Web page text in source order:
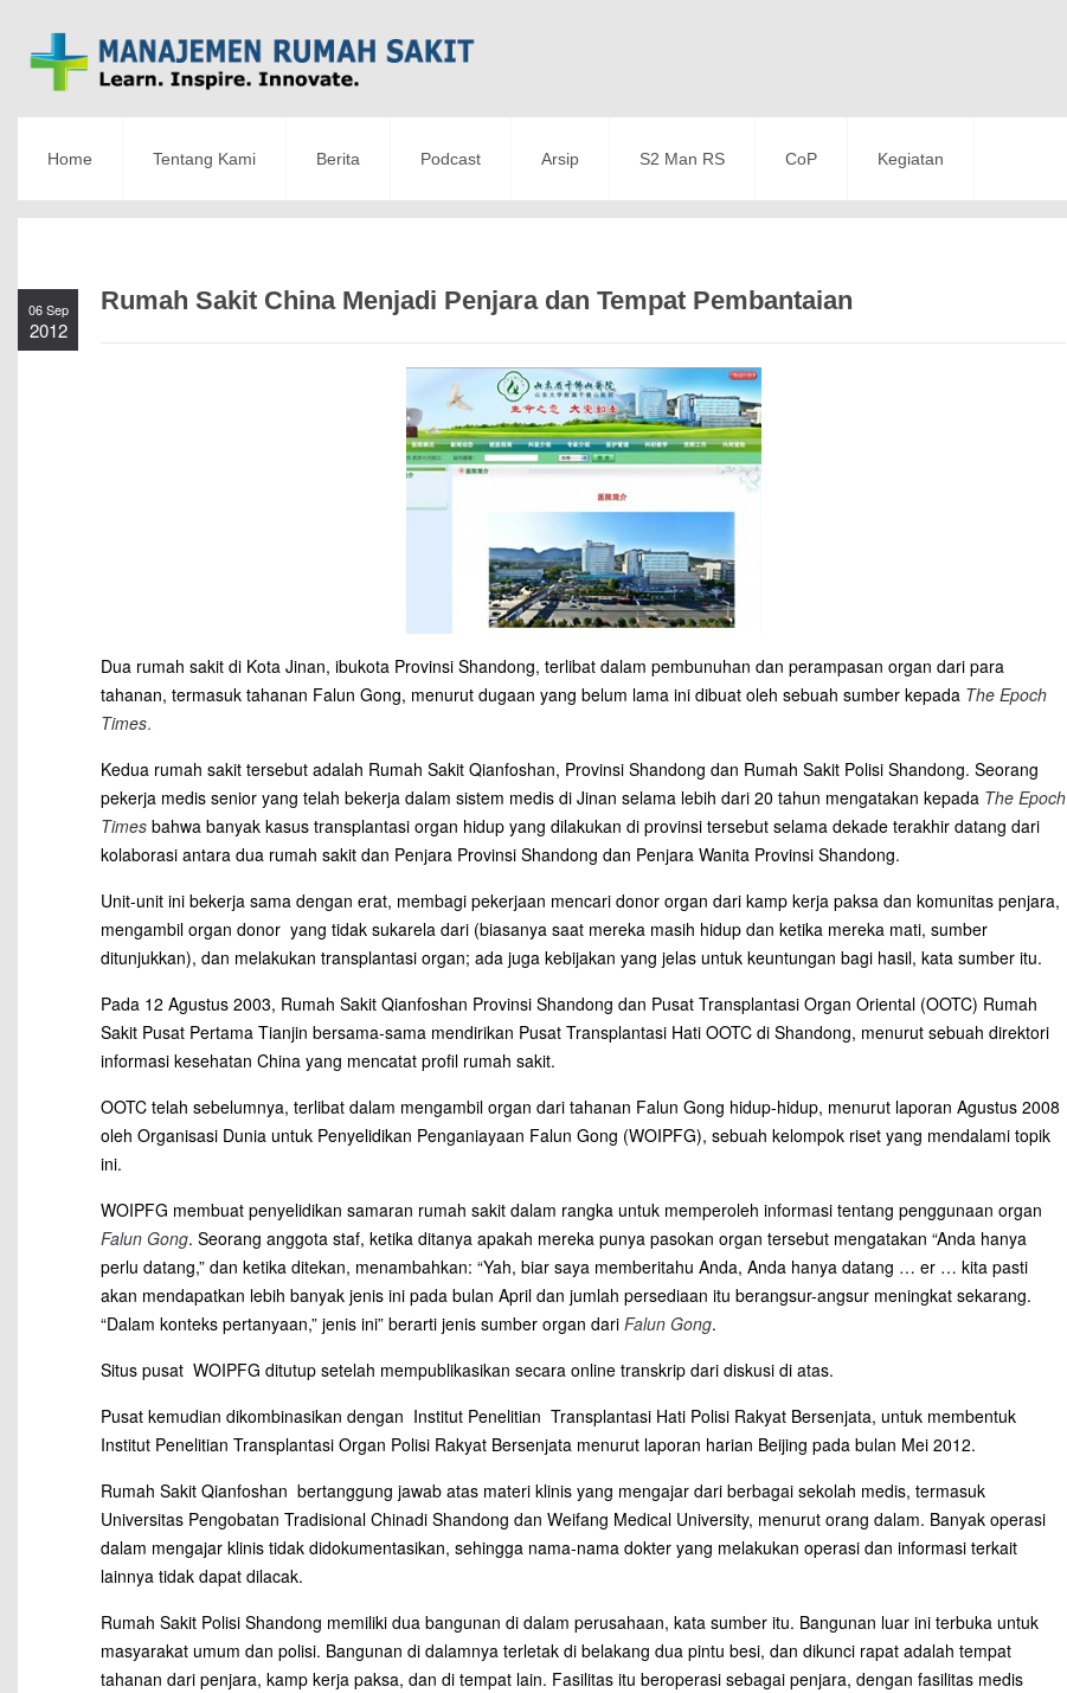
Home Tentang Kami Berita Podcast Arsip S2 Man RS CoP Kegiatan
06 Sep
2012
Rumah Sakit China Menjadi Penjara dan Tempat Pembantaian
Dua rumah sakit di Kota Jinan, ibukota Provinsi Shandong, terlibat dalam pembunuhan dan perampasan organ dari para
tahanan, termasuk tahanan Falun Gong, menurut dugaan yang belum lama ini dibuat oleh sebuah sumber kepada The Epoch
Times.
Kedua rumah sakit tersebut adalah Rumah Sakit Qianfoshan, Provinsi Shandong dan Rumah Sakit Polisi Shandong. Seorang
pekerja medis senior yang telah bekerja dalam sistem medis di Jinan selama lebih dari 20 tahun mengatakan kepada The Epoch
Times bahwa banyak kasus transplantasi organ hidup yang dilakukan di provinsi tersebut selama dekade terakhir datang dari
kolaborasi antara dua rumah sakit dan Penjara Provinsi Shandong dan Penjara Wanita Provinsi Shandong.
Unit-unit ini bekerja sama dengan erat, membagi pekerjaan mencari donor organ dari kamp kerja paksa dan komunitas penjara,
mengambil organ donor yang tidak sukarela dari (biasanya saat mereka masih hidup dan ketika mereka mati, sumber
ditunjukkan), dan melakukan transplantasi organ; ada juga kebijakan yang jelas untuk keuntungan bagi hasil, kata sumber itu.
Pada 12 Agustus 2003, Rumah Sakit Qianfoshan Provinsi Shandong dan Pusat Transplantasi Organ Oriental (OOTC) Rumah
Sakit Pusat Pertama Tianjin bersama-sama mendirikan Pusat Transplantasi Hati OOTC di Shandong, menurut sebuah direktori
informasi kesehatan China yang mencatat profil rumah sakit.
OOTC telah sebelumnya, terlibat dalam mengambil organ dari tahanan Falun Gong hidup-hidup, menurut laporan Agustus 2008
oleh Organisasi Dunia untuk Penyelidikan Penganiayaan Falun Gong (WOIPFG), sebuah kelompok riset yang mendalami topik
ini.
WOIPFG membuat penyelidikan samaran rumah sakit dalam rangka untuk memperoleh informasi tentang penggunaan organ
Falun Gong. Seorang anggota staf, ketika ditanya apakah mereka punya pasokan organ tersebut mengatakan “Anda hanya
perlu datang,” dan ketika ditekan, menambahkan: “Yah, biar saya memberitahu Anda, Anda hanya datang … er … kita pasti
akan mendapatkan lebih banyak jenis ini pada bulan April dan jumlah persediaan itu berangsur-angsur meningkat sekarang.
“Dalam konteks pertanyaan,” jenis ini” berarti jenis sumber organ dari Falun Gong.
Situs pusat WOIPFG ditutup setelah mempublikasikan secara online transkrip dari diskusi di atas.
Pusat kemudian dikombinasikan dengan Institut Penelitian Transplantasi Hati Polisi Rakyat Bersenjata, untuk membentuk
Institut Penelitian Transplantasi Organ Polisi Rakyat Bersenjata menurut laporan harian Beijing pada bulan Mei 2012.
Rumah Sakit Qianfoshan bertanggung jawab atas materi klinis yang mengajar dari berbagai sekolah medis, termasuk
Universitas Pengobatan Tradisional Chinadi Shandong dan Weifang Medical University, menurut orang dalam. Banyak operasi
dalam mengajar klinis tidak didokumentasikan, sehingga nama-nama dokter yang melakukan operasi dan informasi terkait
lainnya tidak dapat dilacak.
Rumah Sakit Polisi Shandong memiliki dua bangunan di dalam perusahaan, kata sumber itu. Bangunan luar ini terbuka untuk
masyarakat umum dan polisi. Bangunan di dalamnya terletak di belakang dua pintu besi, dan dikunci rapat adalah tempat
tahanan dari penjara, kamp kerja paksa, dan di tempat lain. Fasilitas itu beroperasi sebagai penjara, dengan fasilitas medis